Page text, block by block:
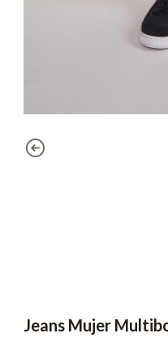
-60% OFF
Jeans Mujer